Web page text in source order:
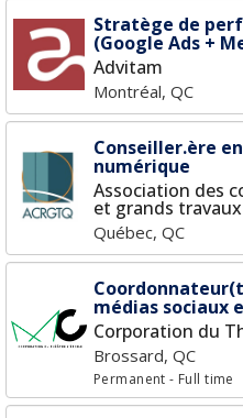
Stratège de
(Google Ads +
Advitam
Montréal, QC
Conseiller.ère
numérique
Association des
et grands travaux
Québec, QC
médias sociaux
Corporation du
Brossard, QC
Permanent- Full time